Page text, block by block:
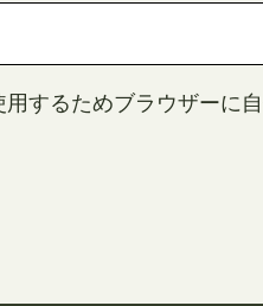
するためブラウザーに